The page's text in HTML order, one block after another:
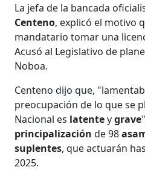
La jefa de la bancada
Centeno, explicó el motivo
mandatario tomar una
Acusó al Legislativo de
Noboa.
Centeno dijo que,
preocupación de lo que se
Nacional es latenteygrave
principalización de 98
suplentes, que actuarán
2025.